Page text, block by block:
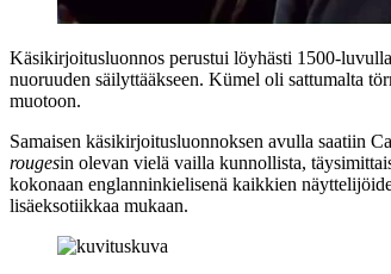
Käsikirjoitusluonnos perustui löyhästi
nuoruuden säilyttääkseen. Kümel oli sattumalta
muotoon.
Samaisen käsikirjoitusluonnoksen avulla saatiin
rougesin olevan vielä vailla kunnollista,
kokonaan englanninkielisenä kaikkien
lisäeksotiikkaa mukaan.